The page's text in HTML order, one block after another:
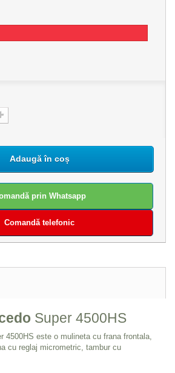
Adaugă în coș
prin Whatsapp
Comandă telefonic
Super 4500HS
4500HS este o mulineta cu frana frontala,
cu reglaj micrometric, tambur cu